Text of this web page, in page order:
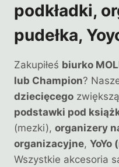
podkładki,
pudełka,
Zakupiłeś biurko
lub Champion?
dziecięcego
podstawki pod
(mezki), organizery
organizacyjne, YoYo
Wszystkie akcesoria